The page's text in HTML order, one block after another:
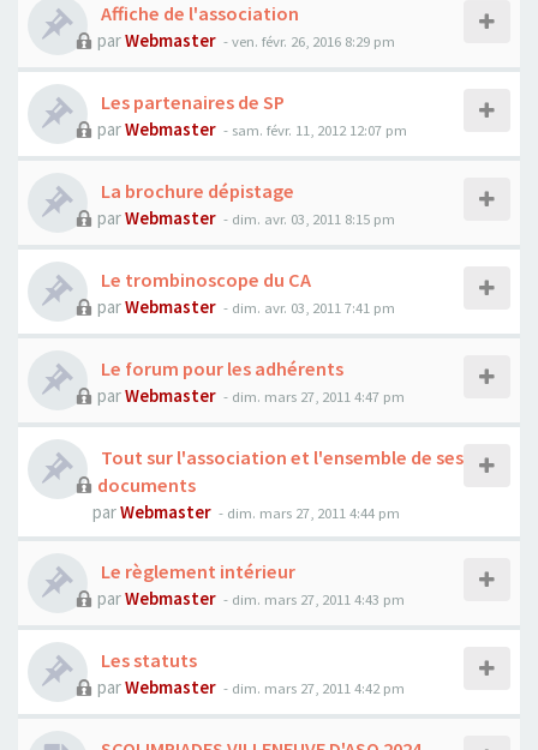
Affiche de l'association
parWebmaster - ven. févr. 26, 2016 8:29 pm
Les partenaires de SP
parWebmaster - sam. févr. 11, 2012 12:07 pm
La brochure dépistage
parWebmaster - dim. avr. 03, 2011 8:15 pm
Le trombinoscope du CA
parWebmaster - dim. avr. 03, 2011 7:41 pm
Le forum pour les adhérents
parWebmaster - dim. mars 27, 2011 4:47 pm
Tout sur l'association et l'ensemble de ses
documents
parWebmaster - dim. mars 27, 2011 4:44 pm
Le règlement intérieur
parWebmaster - dim. mars 27, 2011 4:43 pm
Les statuts
parWebmaster - dim. mars 27, 2011 4:42 pm